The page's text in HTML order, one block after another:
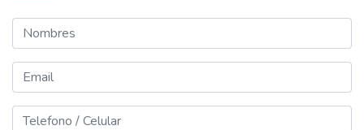
Nombres
Email
Telefono